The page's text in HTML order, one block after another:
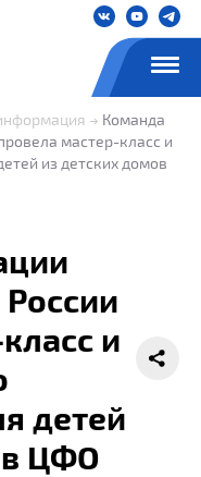
Команда
мастер-класс и
из детских домов
и
детей
ЦФО